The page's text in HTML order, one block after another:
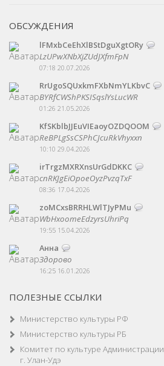
ОБСУЖДЕНИЯ
lFMxbCeEhXlBStDguXgtORy
LzUPwXNbXjZUdJXfmFpN
07:18 20.07.2026
RrUgoSQUxkmFXbNmYLKbvC
BYRfCWShPKSISqslYsLucWR
01:26 21.05.2026
KfSKblbJJEuVIEaoyOZDQOOM
ReBPLgSsCSPhCJcuRkVhyxxn
10:10 29.04.2026
irTrgzMXRXnsUrGdDKKC
cnRKJgEiOpoeOyzPvzqTxF
08:36 17.04.2026
zoMCxsBRRHLWlTJyPMu
WbHxoomeEdzyrsUhriPq
19:55 15.04.2026
Анна
Здорово
16:25 16.01.2026
ПОЛЕЗНЫЕ ССЫЛКИ
Министерство культуры РФ
Министерство культуры РБ
Комитет по культуре Администрации
г. Улан-Удэ